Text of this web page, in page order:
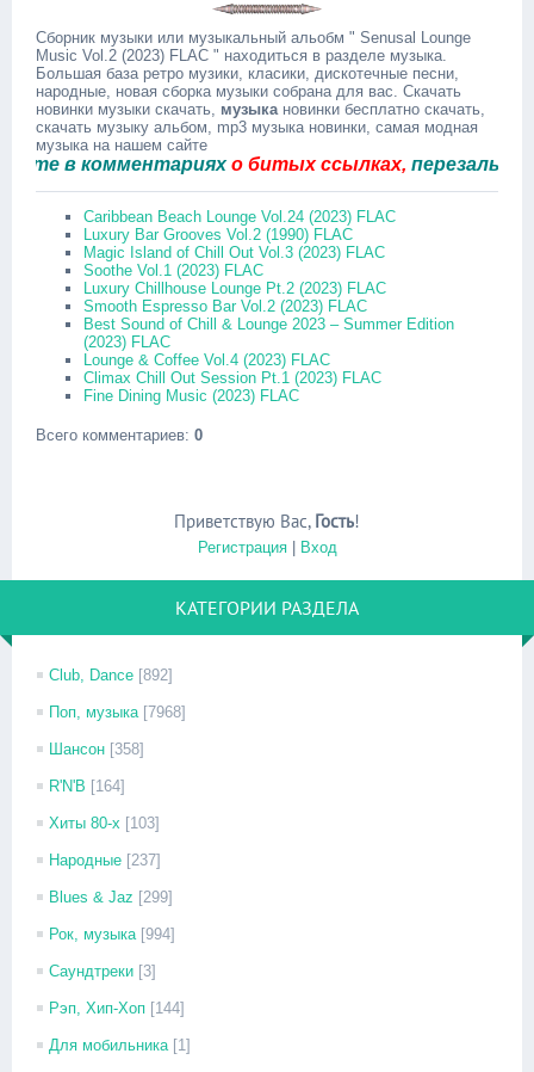
Сборник музыки или музыкальный альобм " Senusal Lounge
Music Vol.2 (2023) FLAC " находиться в разделе музыка.
Большая база ретро музики, класики, дискотечные песни,
народные, новая сборка музыки собрана для вас. Скачать
новинки музыки скачать, музыкановинки бесплатно скачать,
скачать музыку альбом, mp3 музыка новинки, самая модная
музыка на нашем сайте
в комментарияхо битых ссылках,перезальём
Caribbean Beach Lounge Vol.24 (2023) FLAC
Luxury Bar Grooves Vol.2 (1990) FLAC
Magic Island of Chill Out Vol.3 (2023) FLAC
Soothe Vol.1 (2023) FLAC
Luxury Chillhouse Lounge Pt.2 (2023) FLAC
Smooth Espresso Bar Vol.2 (2023) FLAC
Best Sound of Chill & Lounge 2023 – Summer Edition
(2023) FLAC
Lounge & Coffee Vol.4 (2023) FLAC
Climax Chill Out Session Pt.1 (2023) FLAC
Fine Dining Music (2023) FLAC
Всего комментариев: 0
Приветствую Вас, Гость!
Регистрация| Вход
КАТЕГОРИИ РАЗДЕЛА
Club, Dance [892]
Поп, музыка [7968]
Шансон [358]
R'N'B [164]
Хиты 80-х [103]
Народные [237]
Blues & Jaz [299]
Рок, музыка [994]
Саундтреки [3]
Рэп, Хип-Хоп [144]
Для мобильника [1]